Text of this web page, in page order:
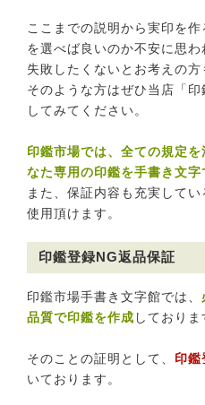
ここまでの説明から実印を
を選べば良いのか不安に思
失敗したくないとお考えの方
そのような方はぜひ当店「
してみてください。
印鑑市場では、全ての規定
なた専用の印鑑を手書き文字
また、保証内容も充実して
使用頂けます。
印鑑登録NG返品保証
印鑑市場手書き文字館では、
品質で印鑑を作成 しておりま
そのことの証明として、 印鑑
いております。